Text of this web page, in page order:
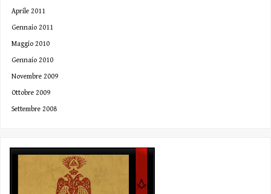
Aprile 2011
Gennaio 2011
Maggio 2010
Gennaio 2010
Novembre 2009
Ottobre 2009
Settembre 2008